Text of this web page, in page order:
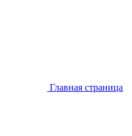
Главная страница